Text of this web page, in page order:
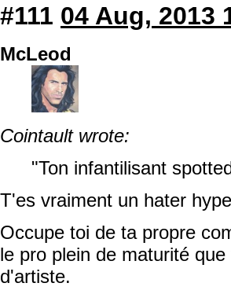
#111 04 Aug, 2013
McLeod
Cointault wrote:
"Ton infantilisant
T'es vraiment un hater
Occupe toi de ta propre
le pro plein de maturité
d'artiste.